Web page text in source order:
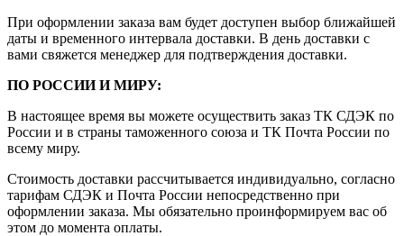
При оформлении заказа вам будет доступен выбор ближайшей
даты и временного интервала доставки. В день доставки с
вами свяжется менеджер для подтверждения доставки.
ПО РОССИИ И МИРУ:
В настоящее время вы можете осуществить заказ ТК СДЭК по
России и в страны таможенного союза и ТК Почта России по
всему миру.
Стоимость доставки рассчитывается индивидуально, согласно
тарифам СДЭК и Почта России непосредственно при
оформлении заказа. Мы обязательно проинформируем вас об
этом до момента оплаты.